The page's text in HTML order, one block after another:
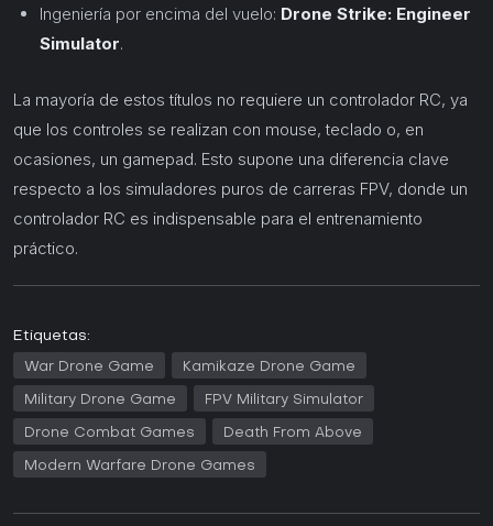
Ingeniería por encima del vuelo: Drone Strike: Engineer
Simulator.
La mayoría de estos títulos no requiere un controlador RC, ya
que los controles se realizan con mouse, teclado o, en
ocasiones, un gamepad. Esto supone una diferencia clave
respecto a los simuladores puros de carreras FPV, donde un
controlador RC es indispensable para el entrenamiento
práctico.
Etiquetas:
War Drone Game Kamikaze Drone Game
Military Drone Game FPV Military Simulator
Drone Combat Games Death From Above
Modern Warfare Drone Games